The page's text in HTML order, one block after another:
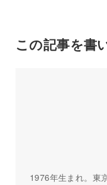
この記事を書
1976年生まれ。東